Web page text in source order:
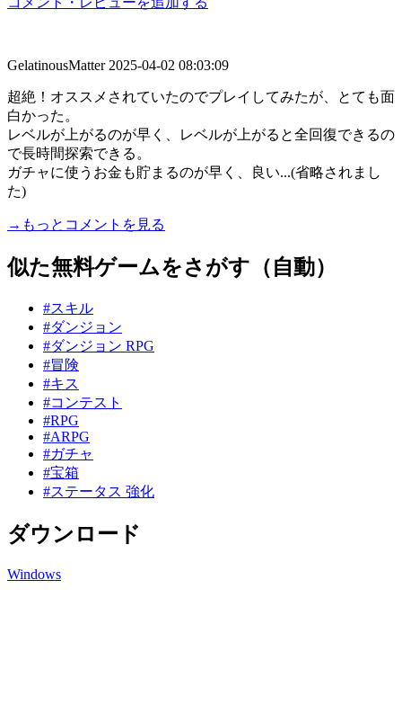
GelatinousMatter 2025-04-02 08:03:09
超絶！オススメされていたのでプレイしてみたが、とても面
白かった。
レベルが上がるのが早く、レベルが上がると全回復できるの
で長時間探索できる。
ガチャに使うお金も貯まるのが早く、良い...(省略されまし
た)
→もっとコメントを見る
似た無料ゲームをさがす（自動）
#スキル
#ダンジョン
#ダンジョン RPG
#冒険
#キス
#コンテスト
#RPG
#ARPG
#ガチャ
#宝箱
#ステータス 強化
ダウンロード
Windows